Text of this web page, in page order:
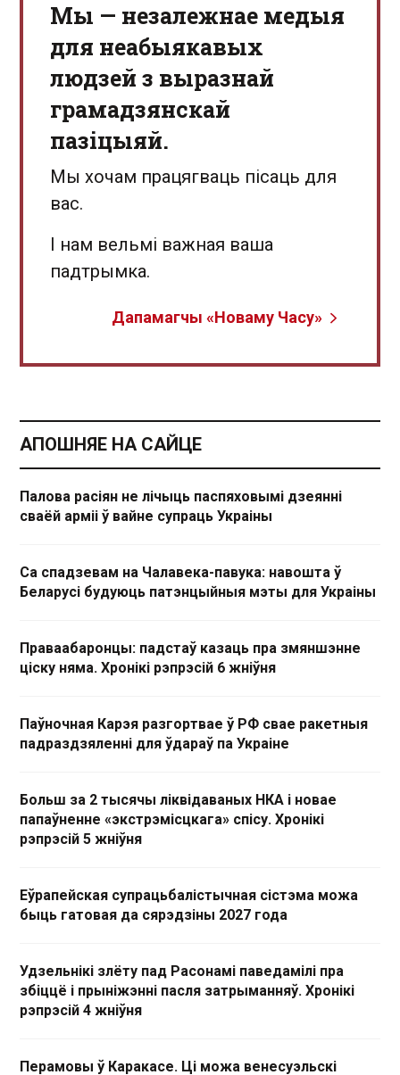
Мы — незалежнае медыя
для неабыякавых
людзей з выразнай
грамадзянскай
пазіцыяй.
Мы хочам працягваць пісаць для
вас.
І нам вельмі важная ваша
падтрымка.
Дапамагчы «Новаму Часу»
АПОШНЯЕ НА САЙЦЕ
Палова расіян не лічыць паспяховымі дзеянні
сваёй арміі ў вайне супраць Украіны
Са спадзевам на Чалавека-павука: навошта ў
Беларусі будуюць патэнцыйныя мэты для Украіны
Праваабаронцы: падстаў казаць пра змяншэнне
ціску няма. Хронікі рэпрэсій 6 жніўня
Паўночная Карэя разгортвае ў РФ свае ракетныя
падраздзяленні для ўдараў па Украіне
Больш за 2 тысячы ліквідаваных НКА і новае
папаўненне «экстрэмісцкага» спісу. Хронікі
рэпрэсій 5 жніўня
Еўрапейская супрацьбалістычная сістэма можа
быць гатовая да сярэдзіны 2027 года
Удзельнікі злёту пад Расонамі паведамілі пра
збіццё і прыніжэнні пасля затрыманняў. Хронікі
рэпрэсій 4 жніўня
Перамовы ў Каракасе. Ці можа венесуэльскі